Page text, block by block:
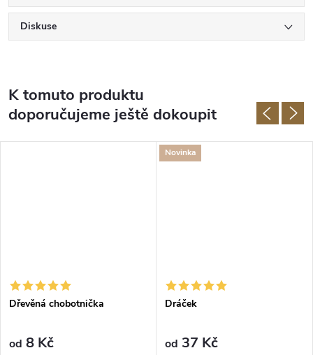
Diskuse
K tomuto produktu
doporučujeme ještě dokoupit
Dřevěná chobotnička
od 8 Kč
Novinka
Dráček
od 37 Kč